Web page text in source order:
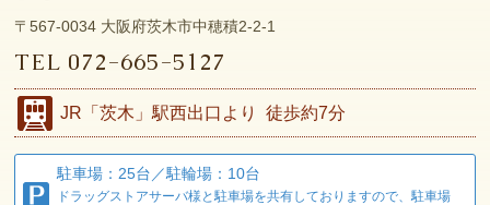
〒567-0034 大阪府茨木市中穂積2-2-1
TEL 072-665-5127
JR 「茨木」駅西出口より徒歩約7分
駐車場：25台／駐輪場：10台
ドラッグストアサーバ様と駐車場を共有しておりますので、駐車場